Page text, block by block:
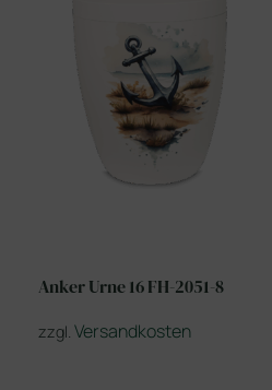
Anker Urne 16 FH-2051-8
zzgl. Versandkosten